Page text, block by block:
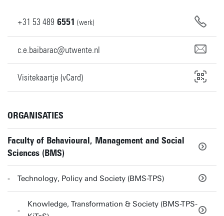
+31 53 489 6551 (werk)
c.e.baibarac@utwente.nl
Visitekaartje (vCard)
ORGANISATIES
Faculty of Behavioural, Management and Social
Sciences (BMS)
Technology, Policy and Society (BMS-TPS)
Knowledge, Transformation & Society (BMS-TPS-